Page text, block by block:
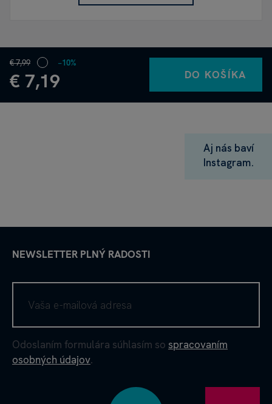
€ 7,99
€ 7,19
−10%
DO KOŠÍKA
Aj nás baví
Instagram.
NEWSLETTER PLNÝ RADOSTI
Odoslaním formulára súhlasím so spracovaním
osobných údajov.